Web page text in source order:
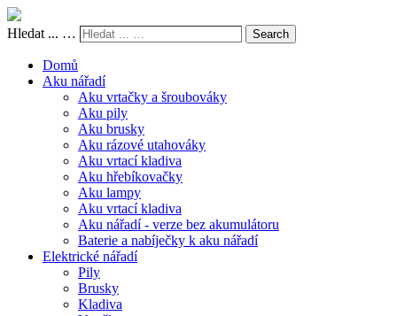
Hledat ... … Search
Domů
Aku nářadí
Aku vrtačky a šroubováky
Aku pily
Aku brusky
Aku rázové utahováky
Aku vrtací kladiva
Aku hřebíkovačky
Aku lampy
Aku vrtací kladiva
Aku nářadí - verze bez akumulátoru
Baterie a nabíječky k aku nářadí
Elektrické nářadí
Pily
Brusky
Kladiva